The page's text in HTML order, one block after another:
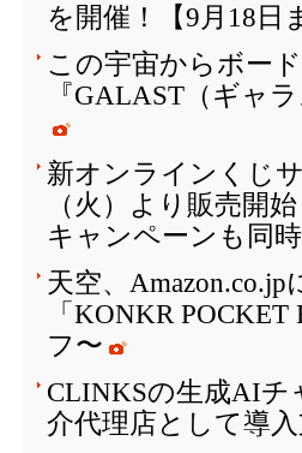
を開催！【9月18日
この宇宙からボー
『GALAST（ギャ
新オンラインくじ
（火）より販売開
キャンペーンも同時
天空、
「KONKR
フ〜
CLINKSの生成AI
介代理店として導